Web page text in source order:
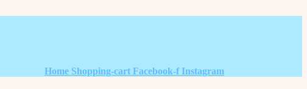
Home Shopping-cart Facebook-f Instagram